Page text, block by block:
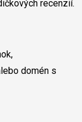
recenzií.
domén s